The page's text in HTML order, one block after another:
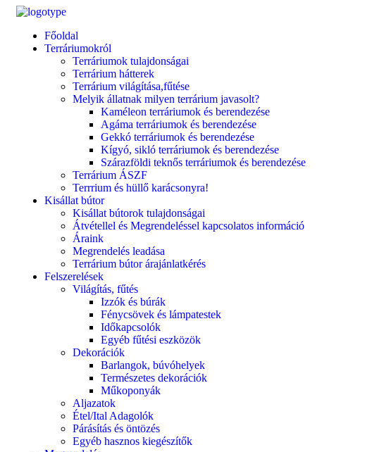
Főoldal
Terráriumokról
Terráriumok tulajdonságai
Terrárium hátterek
Terrárium világítása,fűtése
Melyik állatnak milyen terrárium javasolt?
Kaméleon terráriumok és berendezése
Agáma terráriumok és berendezése
Gekkó terráriumok és berendezése
Kígyó, sikló terráriumok és berendezése
Szárazföldi teknős terráriumok és berendezése
Terrárium ÁSZF
Terrrium és hüllő karácsonyra!
Kisállat bútor
Kisállat bútorok tulajdonságai
Átvétellel és Megrendeléssel kapcsolatos információ
Áraink
Megrendelés leadása
Terrárium bútor árajánlatkérés
Felszerelések
Világítás, fűtés
Izzók és búrák
Fénycsövek és lámpatestek
Időkapcsolók
Egyéb fűtési eszközök
Dekorációk
Barlangok, búvóhelyek
Természetes dekorációk
Műkoponyák
Aljazatok
Étel/Ital Adagolók
Párásítás és öntözés
Egyéb hasznos kiegészítők